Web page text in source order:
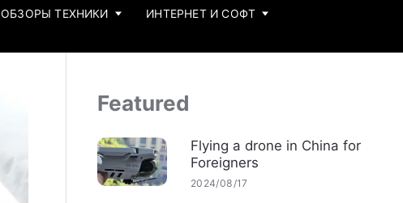
ОБЗОРЫ ТЕХНИКИ
ИНТЕРНЕТ И СОФТ
Featured
Flying a drone in China for
Foreigners
2024/08/17